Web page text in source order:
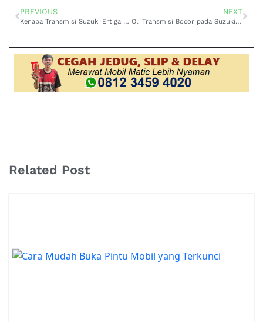
PREVIOUS
Kenapa Transmisi Suzuki Ertiga Matic Berpindah Gigi Sendiri? Ini Penyebab dan Solusinya!
NEXT
Oli Transmisi Bocor pada Suzuki Ertiga Matic? Kenali Penyebab dan Cara Mengatasinya!
Related Post